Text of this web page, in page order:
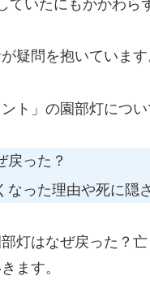
いたにもかかわら
疑問を抱いています
ト」の園部灯につ
戻った？
った理由や死に隠
灯はなぜ戻った？
ます。